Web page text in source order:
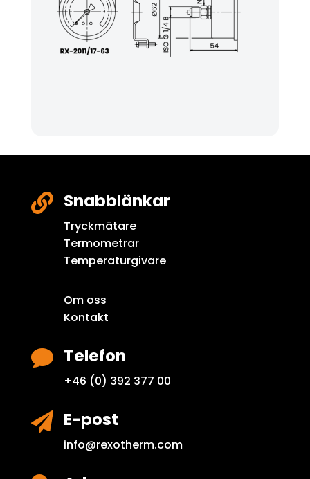
 Snabblänkar
Tryckmätare
Termometrar
Temperaturgivare
Om oss
Kontakt
 Telefon
+46 (0) 392 377 00
 E-post
info@rexotherm.com